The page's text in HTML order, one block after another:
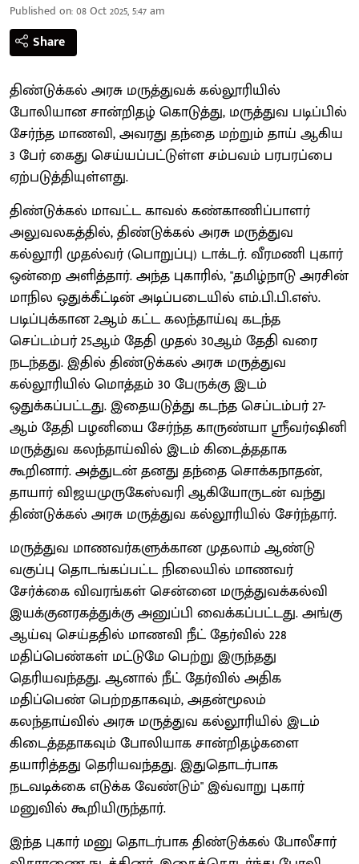
Published on:08 Oct 2025, 5:47 am
Share
திண்டுக்கல் அரசு மருத்துவக் கல்லூரியில்
போலியான சான்றிதழ் கொடுத்து, மருத்துவ படிப்பில்
சேர்ந்த மாணவி, அவரது தந்தை மற்றும் தாய் ஆகிய
3 பேர் கைது செய்யப்பட்டுள்ள சம்பவம் பரபரப்பை
ஏற்படுத்தியுள்ளது.
திண்டுக்கல் மாவட்ட காவல் கண்காணிப்பாளர்
அலுவலகத்தில், திண்டுக்கல் அரசு மருத்துவ
கல்லூரி முதல்வர் (பொறுப்பு) டாக்டர். வீரமணி புகார்
ஒன்றை அளித்தார். அந்த புகாரில், "தமிழ்நாடு அரசின்
மாநில ஒதுக்கீட்டின் அடிப்படையில் எம்.பி.பி.எஸ்.
படிப்புக்கான 2ஆம் கட்ட கலந்தாய்வு கடந்த
செப்டம்பர் 25ஆம் தேதி முதல் 30ஆம் தேதி வரை
நடந்தது. இதில் திண்டுக்கல் அரசு மருத்துவ
கல்லூரியில் மொத்தம் 30 பேருக்கு இடம்
ஒதுக்கப்பட்டது. இதையடுத்து கடந்த செப்டம்பர் 27-
ஆம் தேதி பழனியை சேர்ந்த காருண்யா ஸ்ரீவர்ஷினி
மருத்துவ கலந்தாய்வில் இடம் கிடைத்ததாக
கூறினார். அத்துடன் தனது தந்தை சொக்கநாதன்,
தாயார் விஜயமுருகேஸ்வரி ஆகியோருடன் வந்து
திண்டுக்கல் அரசு மருத்துவ கல்லூரியில் சேர்ந்தார்.
மருத்துவ மாணவர்களுக்கான முதலாம் ஆண்டு
வகுப்பு தொடங்கப்பட்ட நிலையில் மாணவர்
சேர்க்கை விவரங்கள் சென்னை மருத்துவக்கல்வி
இயக்குனரகத்துக்கு அனுப்பி வைக்கப்பட்டது. அங்கு
ஆய்வு செய்ததில் மாணவி நீட் தேர்வில் 228
மதிப்பெண்கள் மட்டுமே பெற்று இருந்தது
தெரியவந்தது. ஆனால் நீட் தேர்வில் அதிக
மதிப்பெண் பெற்றதாகவும், அதன்மூலம்
கலந்தாய்வில் அரசு மருத்துவ கல்லூரியில் இடம்
கிடைத்ததாகவும் போலியாக சான்றிதழ்களை
தயாரித்தது தெரியவந்தது. இதுதொடர்பாக
நடவடிக்கை எடுக்க வேண்டும்" இவ்வாறு புகார்
மனுவில் கூறியிருந்தார்.
இந்த புகார் மனு தொடர்பாக திண்டுக்கல் போலீசார்